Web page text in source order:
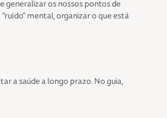
generalizar os nossos pontos de
mental, organizar o que está
a saúde a longo prazo. No guia,